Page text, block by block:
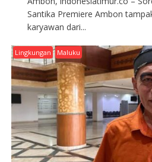
Santika Premiere Ambon
karyawan dari...
Lingkungan Maluku